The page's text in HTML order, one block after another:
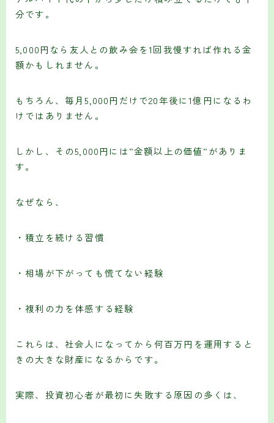
分です。
5,000円なら友人との飲み会を1回我慢すれば作れる金
額かもしれません。
もちろん、毎月5,000円だけで20年後に1億円になるわ
けではありません。
しかし、その5,000円には”金額以上の価値”がありま
す。
なぜなら、
・積立を続ける習慣
・相場が下がっても慌てない経験
・複利の力を体感する経験
これらは、社会人になってから何百万円を運用すると
きの大きな財産になるからです。
実際、投資初心者が最初に失敗する原因の多くは、